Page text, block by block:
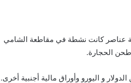
عناصر كانت نشطة في مقاطعة الشامي
الحجارة.
و اليورو وأوراق مالية أجنبية أخرى.